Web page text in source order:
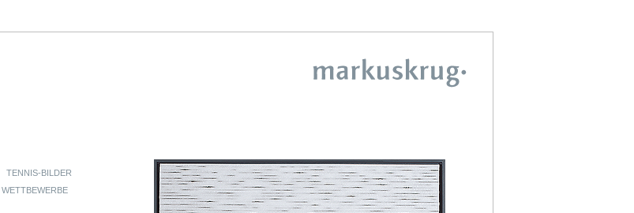
TENNIS-BILDER
WETTBEWERBE